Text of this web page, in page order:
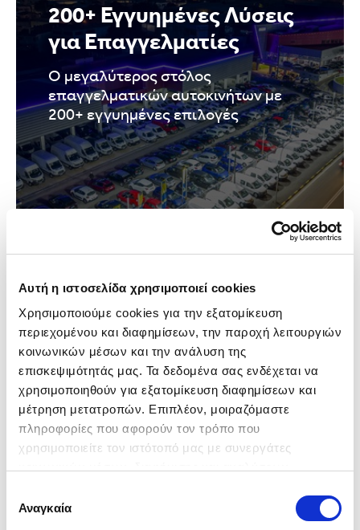
Αυτή η ιστοσελίδα χρησιμοποιεί cookies
Χρησιμοποιούμε cookies για την εξατομίκευση
περιεχομένου και διαφημίσεων, την παροχή λειτουργιών
κοινωνικών μέσων και την ανάλυση της
επισκεψιμότητάς μας. Τα δεδομένα σας ενδέχεται να
χρησιμοποιηθούν για εξατομίκευση διαφημίσεων και
μέτρηση μετατροπών. Επιπλέον, μοιραζόμαστε
πληροφορίες που αφορούν τον τρόπο που
χρησιμοποιείτε τον ιστότοπό μας με συνεργάτες
Δεδομένων Google
), οι οποίοι ενδεχομένως να τις
συνδυάσουν με άλλες πληροφορίες που τους έχετε
συγκατάθεσης
Αναγκαία
200+ Εγγυημένες Λύσεις
για Επαγγελματίες
Ο μεγαλύτερος στόλος
επαγγελματικών αυτοκινήτων με
200+ εγγυημένες επιλογές